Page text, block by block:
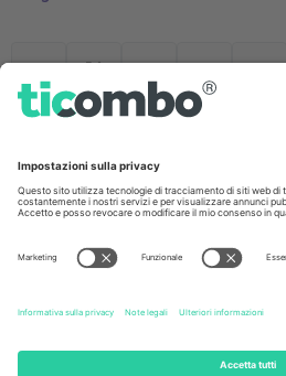
Ticombo Italia
Mimi Balkanska 132, 1540, Sofia,
base alla località, all'evento e/o al
pagina specifica dell'evento, l'impronta